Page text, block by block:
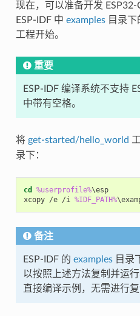
现在，可以准备开发
ESP-IDF 中 examples目录下
工程开始。
重要
ESP-IDF 编译系统不支持
中带有空格。
将 get-started/hello_world
录下：
cd %userprofile%\esp
xcopy /e /i %IDF_PATH%
备注
ESP-IDF 的 examples目录
以按照上述方法复制并运
直接编译示例，无需进行复